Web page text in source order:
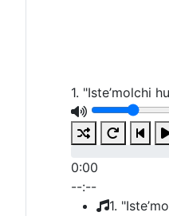
1. "Iste’molchi
0:00
--:--
1.